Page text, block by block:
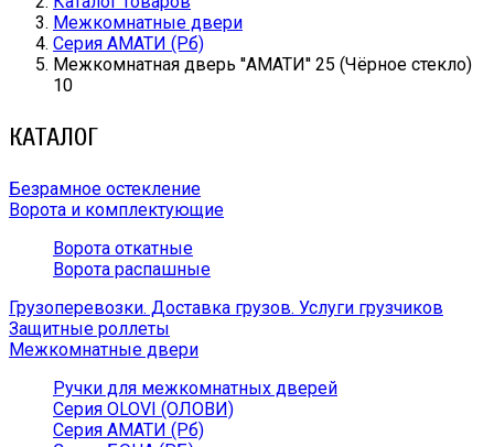
Межкомнатные двери
Серия АМАТИ (Рб)
Межкомнатная дверь ''АМАТИ'' 25 (Чёрное стекло)
10
КАТАЛОГ
Безрамное остекление
Ворота и комплектующие
Ворота откатные
Ворота распашные
Грузоперевозки. Доставка грузов. Услуги грузчиков
Защитные роллеты
Межкомнатные двери
Ручки для межкомнатных дверей
Серия OLOVI (ОЛОВИ)
Серия АМАТИ (Рб)